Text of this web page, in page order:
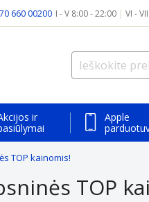
660 00200 I - V 8:00 - 22:00 | VI -
ir
Apple
TOP kainomis!
TOP